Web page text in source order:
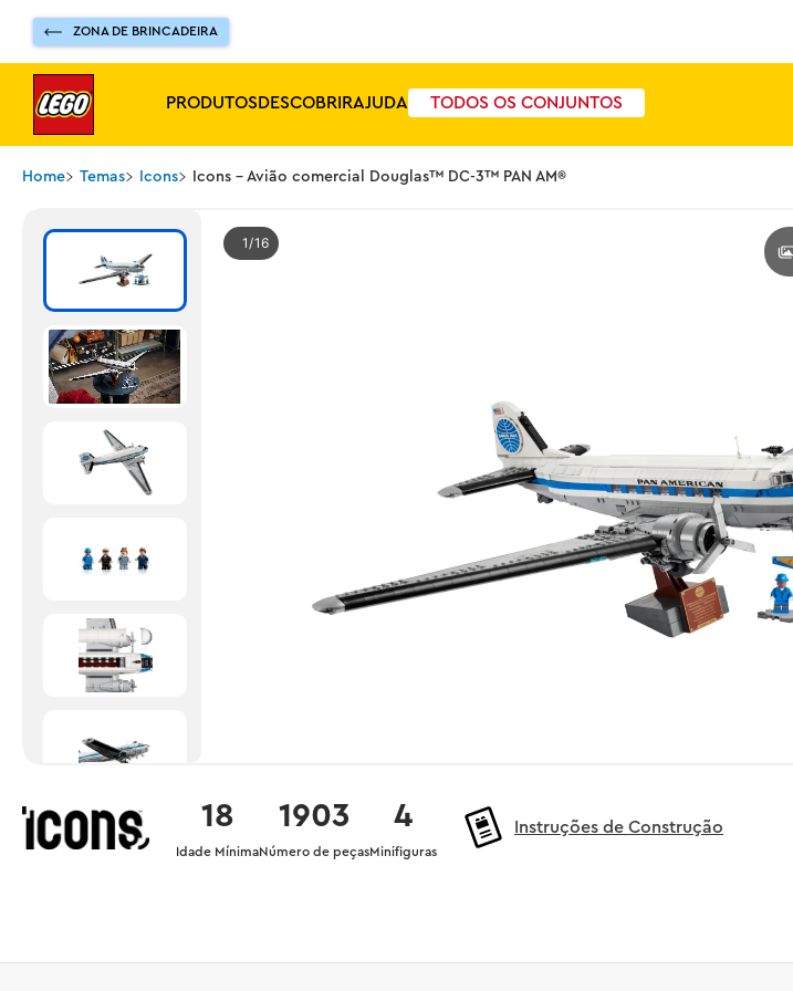
ZONA DE BRINCADEIRA
PRODUTOSDESCOBRIRAJUDA TODOS OS CONJUNTOS
Home Temas Icons Icons - Avião comercial Douglas™ DC-3™ PAN AM®
1 16
1903
Número de peças
4
Minifiguras
18
Idade Mínima
Instruções de Construção